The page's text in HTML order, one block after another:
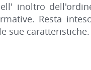
inoltro
Resta
sue caratteristiche.